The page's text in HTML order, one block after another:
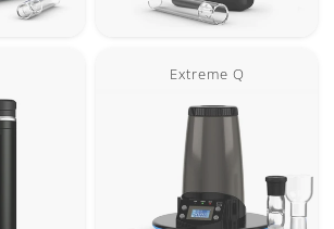
Extreme Q